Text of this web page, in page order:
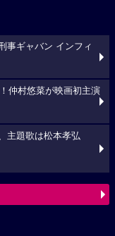
事ギャバン インフィ
仲村悠菜が映画初主演
主題歌は松本孝弘